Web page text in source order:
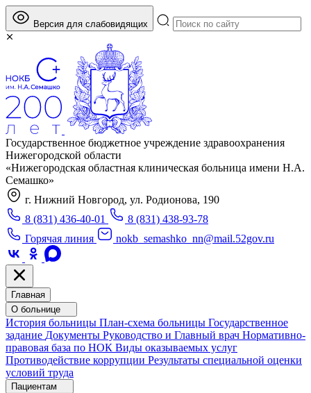
Версия для слабовидящих
Государственное бюджетное учреждение здравоохранения
Нижегородской области
«Нижегородская областная клиническая больница имени Н.А.
Семашко»
г. Нижний Новгород, ул. Родионова, 190
8 (831) 436-40-01
8 (831) 438-93-78
Горячая линия
nokb_semashko_nn@mail.52gov.ru
Главная
О больнице
История больницы План-схема больницы Государственное
задание Документы Руководство и Главный врач Нормативно-
правовая база по НОК Виды оказываемых услуг
Противодействие коррупции Результаты специальной оценки
условий труда
Пациентам